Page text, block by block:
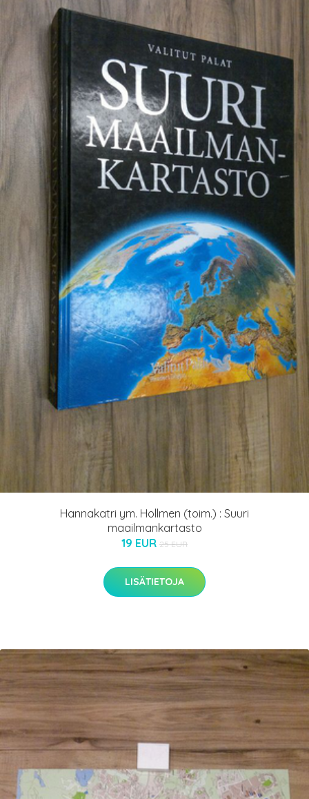
Hannakatri ym. Hollmen (toim.) : Suuri
maailmankartasto
19 EUR 25 EUR
LISÄTIETOJA